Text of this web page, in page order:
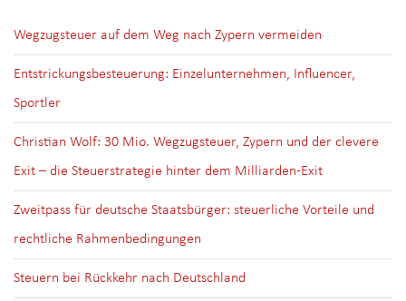
Wegzugsteuer auf dem Weg nach Zypern vermeiden
Entstrickungsbesteuerung: Einzelunternehmen, Influencer,
Sportler
Christian Wolf: 30 Mio. Wegzugsteuer, Zypern und der clevere
Exit – die Steuerstrategie hinter dem Milliarden-Exit
Zweitpass für deutsche Staatsbürger: steuerliche Vorteile und
rechtliche Rahmenbedingungen
Steuern bei Rückkehr nach Deutschland